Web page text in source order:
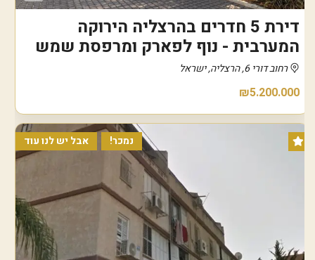
דירת 5 חדרים בהרצליה הירוקה
המערבית - נוף לפארק ומרפסת שמש
רחוב דורי 6, הרצליה, ישראל
₪5.200.000
אבל יש לנו עוד נמכר!